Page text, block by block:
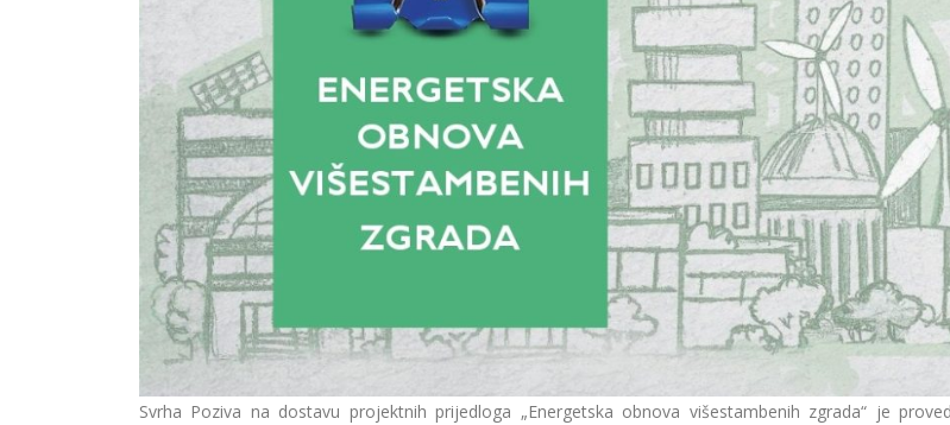
Svrha Poziva na dostavu projektnih prijedloga „Energetska obnova višestambenih zgrada“ je